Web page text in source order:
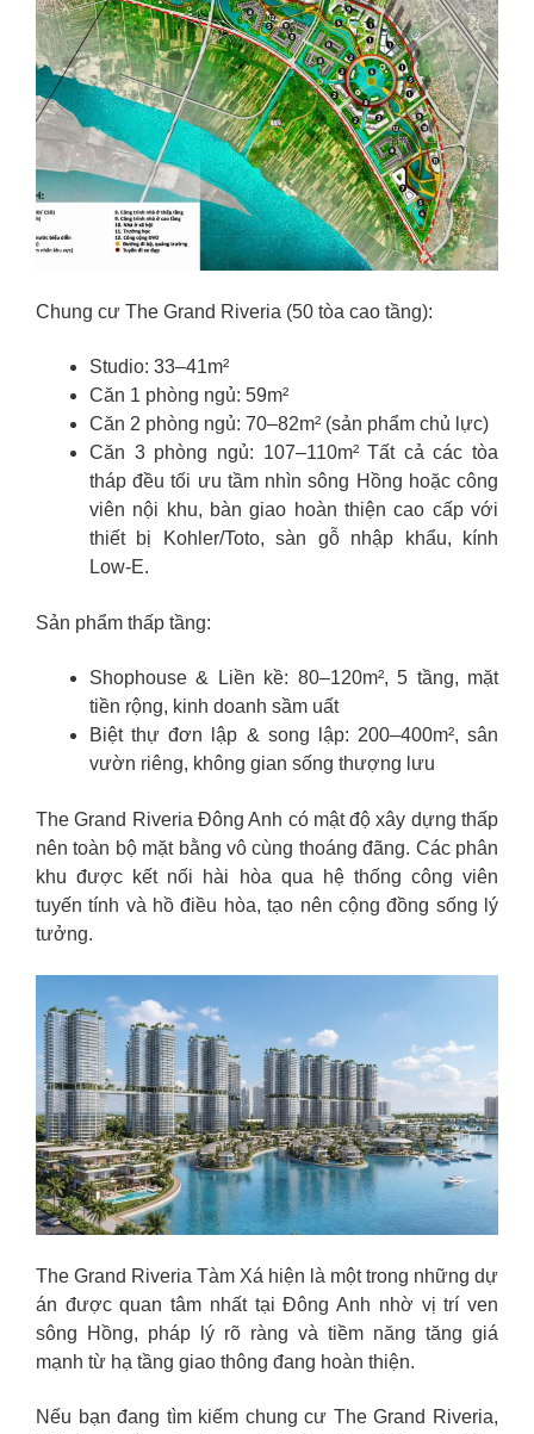
Chung cư The Grand Riveria (50 tòa cao tầng):
Studio: 33–41m²
Căn 1 phòng ngủ: 59m²
Căn 2 phòng ngủ: 70–82m² (sản phẩm chủ lực)
Căn 3 phòng ngủ: 107–110m² Tất cả các tòa
tháp đều tối ưu tầm nhìn sông Hồng hoặc công
viên nội khu, bàn giao hoàn thiện cao cấp với
thiết bị Kohler/Toto, sàn gỗ nhập khẩu, kính
Low-E.
Sản phẩm thấp tầng:
Shophouse & Liền kề: 80–120m², 5 tầng, mặt
tiền rộng, kinh doanh sầm uất
Biệt thự đơn lập & song lập: 200–400m², sân
vườn riêng, không gian sống thượng lưu
The Grand Riveria Đông Anh có mật độ xây dựng thấp
nên toàn bộ mặt bằng vô cùng thoáng đãng. Các phân
khu được kết nối hài hòa qua hệ thống công viên
tuyến tính và hồ điều hòa, tạo nên cộng đồng sống lý
tưởng.
The Grand Riveria Tàm Xá hiện là một trong những dự
án được quan tâm nhất tại Đông Anh nhờ vị trí ven
sông Hồng, pháp lý rõ ràng và tiềm năng tăng giá
mạnh từ hạ tầng giao thông đang hoàn thiện.
Nếu bạn đang tìm kiếm chung cư The Grand Riveria,